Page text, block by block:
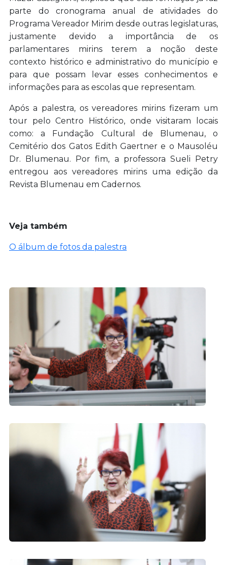
parte do cronograma anual de atividades do
Programa Vereador Mirim desde outras legislaturas,
justamente devido a importância de os
parlamentares mirins terem a noção deste
contexto histórico e administrativo do município e
para que possam levar esses conhecimentos e
informações para as escolas que representam.
Após a palestra, os vereadores mirins fizeram um
tour pelo Centro Histórico, onde visitaram locais
como: a Fundação Cultural de Blumenau, o
Cemitério dos Gatos Edith Gaertner e o Mausoléu
Dr. Blumenau. Por fim, a professora Sueli Petry
entregou aos vereadores mirins uma edição da
Revista Blumenau em Cadernos.
Veja também
O álbum de fotos da palestra